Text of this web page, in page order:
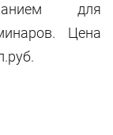
для
Цена